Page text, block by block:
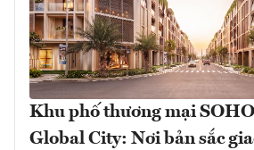
Khu phố thương mại
Global City: Nơi bản sắc